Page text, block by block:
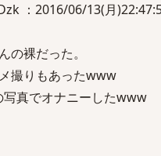
：2016/06/13(月
の裸だった。
撮りもあったwww
真でオナニーしたwww